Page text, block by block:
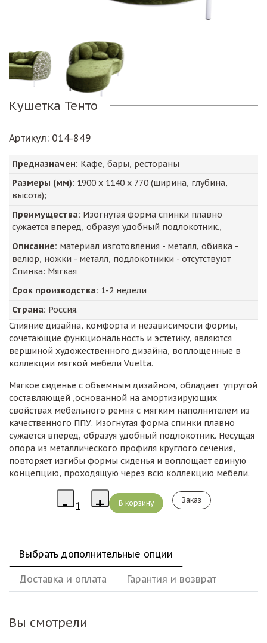
Кушетка Тенто
Артикул: 014-849
Предназначен: Кафе, бары, рестораны
Размеры (мм): 1900 х 1140 х 770 (ширина, глубина,
высота);
Преимущества: Изогнутая форма спинки плавно
сужается вперед, образуя удобный подлокотник.,
Описание: материал изготовления - металл, обивка -
велюр, ножки - металл, подлокотники - отсутствуют
Спинка: Мягкая
Срок производства: 1-2 недели
Страна: Россия.
Слияние дизайна, комфорта и независимости формы,
сочетающие функциональность и эстетику, являются
вершиной художественного дизайна, воплощенные в
коллекции мягкой мебели Vuelta.
Мягкое сиденье с объемным дизайном, обладает упругой
составляющей ,основанной на амортизирующих
свойствах мебельного ремня с мягким наполнителем из
качественного ППУ. Изогнутая форма спинки плавно
сужается вперед, образуя удобный подлокотник. Несущая
опора из металлического профиля круглого сечения,
повторяет изгибы формы сиденья и воплощает единую
концепцию, проходящую через всю коллекцию мебели.
Заказ
Выбрать дополнительные опции
Доставка и оплата Гарантия и возврат
Вы смотрели